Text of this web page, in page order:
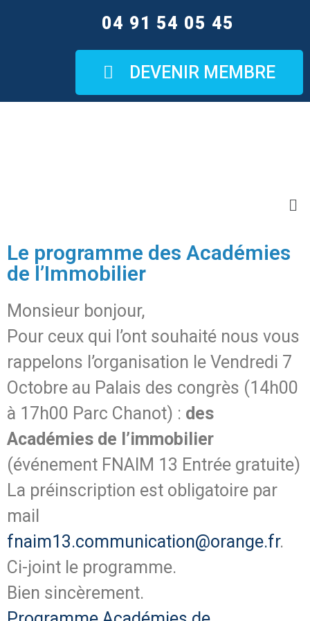
04 91 54 05 45
DEVENIR MEMBRE
Le programme des Académies
de l’Immobilier
Monsieur bonjour,
Pour ceux qui l’ont souhaité nous vous
rappelons l’organisation le Vendredi 7
Octobre au Palais des congrès (14h00
à 17h00 Parc Chanot) : des
Académies de l’immobilier
(événement FNAIM 13 Entrée gratuite)
La préinscription est obligatoire par
mail
fnaim13.communication@orange.fr.
Ci-joint le programme.
Bien sincèrement.